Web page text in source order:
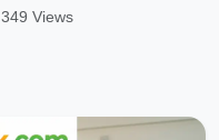
349 Views